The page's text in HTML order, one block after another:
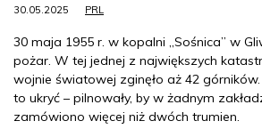
30.05.2025 PRL
30 maja 1955 r. w kopalni „Sośnica” w
pożar. W tej jednej z największych
wojnie światowej zginęło aż 42
to ukryć – pilnowały, by w żadnym
zamówiono więcej niż dwóch trumien.